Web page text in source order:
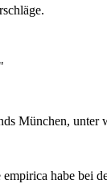
München,
habe bei